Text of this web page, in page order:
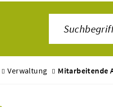
Verwaltung Mitarbeitende